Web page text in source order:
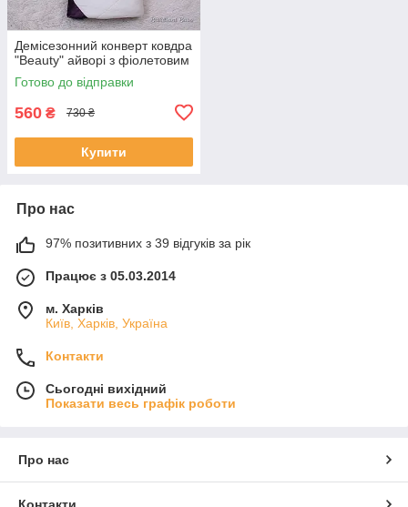
Демісезонний конверт ковдра
"Beauty" айворі з фіолетовим
Готово до відправки
560 ₴ 730 ₴
Купити
Про нас
97% позитивних з 39 відгуків за рік
Працює з 05.03.2014
м. Харків
Київ, Харків, Україна
Контакти
Сьогодні вихідний
Показати весь графік роботи
Про нас